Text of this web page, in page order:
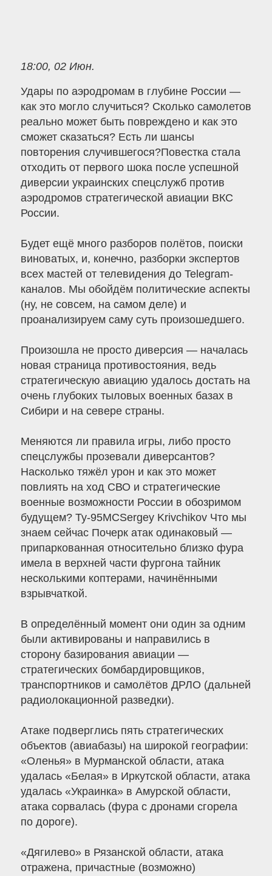
18:00, 02 Июн.
Удары по аэродромам в глубине России —
как это могло случиться? Сколько самолетов
реально может быть повреждено и как это
сможет сказаться? Есть ли шансы
повторения случившегося?Повестка стала
отходить от первого шока после успешной
диверсии украинских спецслужб против
аэродромов стратегической авиации ВКС
России.
Будет ещё много разборов полётов, поиски
виноватых, и, конечно, разборки экспертов
всех мастей от телевидения до Telegram-
каналов. Мы обойдём политические аспекты
(ну, не совсем, на самом деле) и
проанализируем саму суть произошедшего.
Произошла не просто диверсия — началась
новая страница противостояния, ведь
стратегическую авиацию удалось достать на
очень глубоких тыловых военных базах в
Сибири и на севере страны.
Меняются ли правила игры, либо просто
спецслужбы прозевали диверсантов?
Насколько тяжёл урон и как это может
повлиять на ход СВО и стратегические
военные возможности России в обозримом
будущем? Ту-95МСSergey Krivchikov Что мы
знаем сейчас Почерк атак одинаковый —
припаркованная относительно близко фура
имела в верхней части фургона тайник
несколькими коптерами, начинёнными
взрывчаткой.
В определённый момент они один за одним
были активированы и направились в
сторону базирования авиации —
стратегических бомбардировщиков,
транспортников и самолётов ДРЛО (дальней
радиолокационной разведки).
Атаке подверглись пять стратегических
объектов (авиабазы) на широкой географии:
«Оленья» в Мурманской области, атака
удалась «Белая» в Иркутской области, атака
удалась «Украинка» в Амурской области,
атака сорвалась (фура с дронами сгорела
по дороге).
«Дягилево» в Рязанской области, атака
отражена, причастные (возможно)